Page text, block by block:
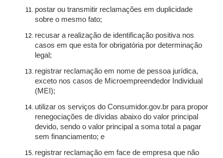
postar ou transmitir reclamações em duplicidade
sobre o mesmo fato;
recusar a realização de identificação positiva nos
casos em que esta for obrigatória por determinação
legal;
registrar reclamação em nome de pessoa jurídica,
exceto nos casos de Microempreendedor Individual
(MEI);
utilizar os serviços do Consumidor.gov.br para propor
renegociações de dívidas abaixo do valor principal
devido, sendo o valor principal a soma total a pagar
sem financiamento; e
registrar reclamação em face de empresa que não